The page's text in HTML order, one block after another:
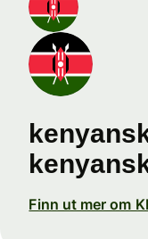
Finn ut mer om